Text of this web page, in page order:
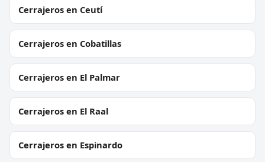
Cerrajeros en Ceutí
Cerrajeros en Cobatillas
Cerrajeros en El Palmar
Cerrajeros en El Raal
Cerrajeros en Espinardo